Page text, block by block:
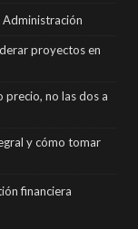
proyectos en
precio, no las dos a
y cómo tomar
financiera